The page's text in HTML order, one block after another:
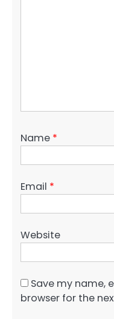
Name *
Email *
Website
Save my name,
browser for the